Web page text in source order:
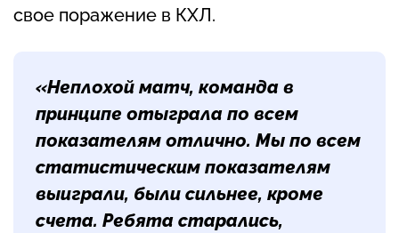
свое поражение в КХЛ.
«Неплохой матч, команда в
принципе отыграла по всем
показателям отлично. Мы по всем
статистическим показателям
выиграли, были сильнее, кроме
счета. Ребята старались,